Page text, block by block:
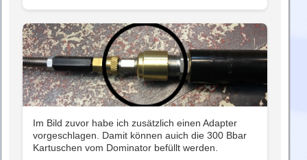
Im Bild zuvor habe ich zusätzlich einen Adapter
vorgeschlagen. Damit können auich die 300 Bbar
Kartuschen vom Dominator befüllt werden.